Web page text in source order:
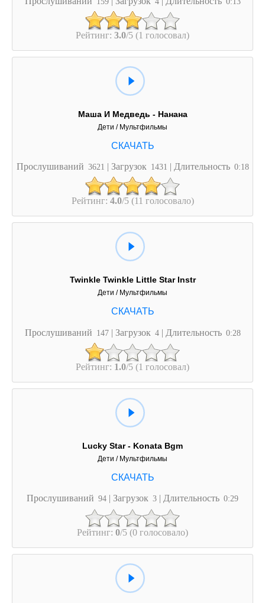
Рейтинг: 3.0/5 (1 голосовал)
Маша И Медведь - Нанана
Дети / Мультфильмы
Прослушиваний 3621 | Загрузок 1431 | Длительность 0:18
Рейтинг: 4.0/5 (11 голосовало)
Twinkle Twinkle Little Star Instr
Дети / Мультфильмы
Прослушиваний 147 | Загрузок 4 | Длительность 0:28
Рейтинг: 1.0/5 (1 голосовал)
Lucky Star - Konata Bgm
Дети / Мультфильмы
Прослушиваний 94 | Загрузок 3 | Длительность 0:29
Рейтинг: 0/5 (0 голосовало)